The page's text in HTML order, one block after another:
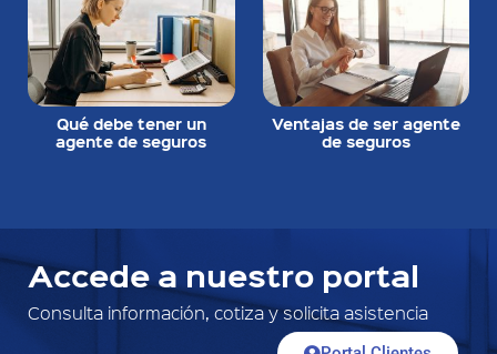
Qué debe tener un
agente de seguros
Ventajas de ser agente
de seguros
Accede a nuestro portal
Consulta información, cotiza y solicita asistencia